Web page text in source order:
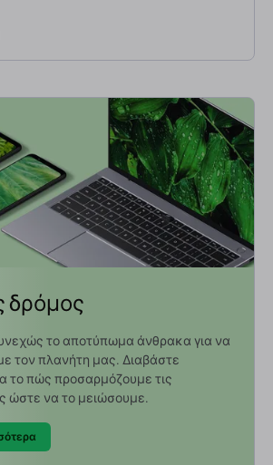
δρόμος
το αποτύπωμα άνθρακα για να
τον πλανήτη μας. Διαβάστε
το πώς προσαρμόζουμε τις
ώστε να το μειώσουμε.